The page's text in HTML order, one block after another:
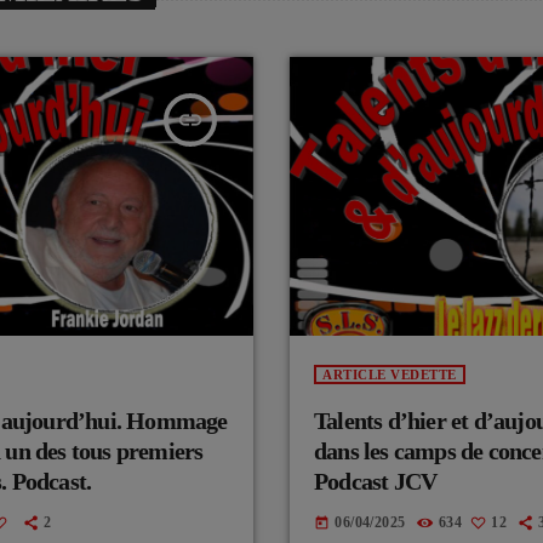
insert_link
Hommage
des tous premiers
Podcast.
2
ARTICLE VEDETTE
Talents d’hier et
dans les camps de
Podcast JCV
today 06/04/2025 634 12